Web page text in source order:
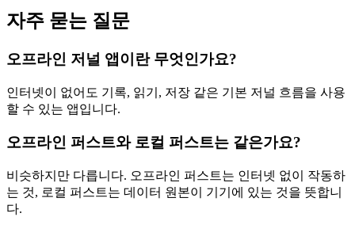
자주 묻는 질문
오프라인 저널 앱이란 무엇인가요?
인터넷이 없어도 기록, 읽기, 저장 같은 기본 저널 흐름을 사용
할 수 있는 앱입니다.
오프라인 퍼스트와 로컬 퍼스트는 같은가요?
비슷하지만 다릅니다. 오프라인 퍼스트는 인터넷 없이 작동하
는 것, 로컬 퍼스트는 데이터 원본이 기기에 있는 것을 뜻합니
다.